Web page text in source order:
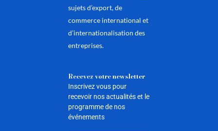
sujets d’export, de
commerce international et
d’internationalisation des
entreprises.
Recevez votre newsletter
Inscrivez vous pour
recevoir nos actualités et le
programme de nos
événements